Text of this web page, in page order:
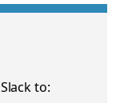
to: